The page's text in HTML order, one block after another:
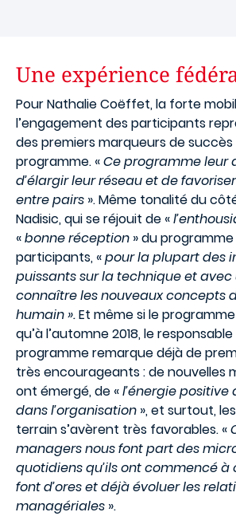
Une expérience
Pour Nathalie Coëffet, la forte
l’engagement des participants
des premiers marqueurs de
programme. «Ce programme leur
d’élargir leur réseau et de
entre pairs ». Même tonalité du
Nadisic, qui se réjouit de «
«bonne réception » du
participants, «pour la plupart des
puissants sur la technique et avec
connaître les nouveaux concepts
humain ».Et même si le
qu’à l’automne 2018, le
programme remarque déjà de
très encourageants : de nouvelles
ont émergé, de «l’énergie
dans l’organisation », et surtout,
terrain s’avèrent très favorables. «
managers nous font part des
quotidiens qu’ils ont commencé à
font d’ores et déjà évoluer les
managériales ».